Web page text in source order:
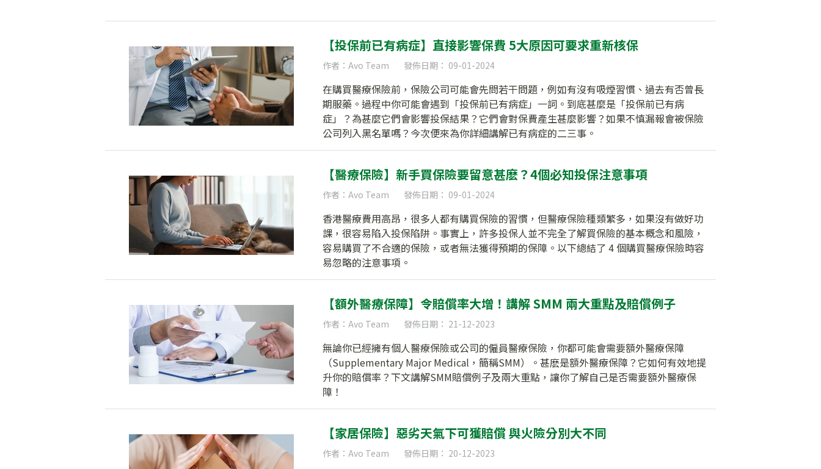
【投保前已有病症】直接影響保費 5大原因可要求重新核保
作者：Avo Team 發佈日期： 09-01-2024
在購買醫療保險前，保險公司可能會先問若干問題，例如有沒有吸煙習慣、過去有否曾長
期服藥。過程中你可能會遇到「投保前已有病症」一詞。到底甚麼是「投保前已有病
症」？為甚麼它們會影響投保結果？它們會對保費產生甚麼影響？如果不慎漏報會被保險
公司列入黑名單嗎？今次便來為你詳細講解已有病症的二三事。
【醫療保險】新手買保險要留意甚麽？4個必知投保注意事項
作者：Avo Team 發佈日期： 09-01-2024
香港醫療費用高昂，很多人都有購買保險的習慣，但醫療保險種類繁多，如果沒有做好功
課，很容易陷入投保陷阱。事實上，許多投保人並不完全了解買保險的基本概念和風險，
容易購買了不合適的保險，或者無法獲得預期的保障。以下總結了 4 個購買醫療保險時容
易忽略的注意事項。
【額外醫療保障】令賠償率大增！講解 SMM 兩大重點及賠償例子
作者：Avo Team 發佈日期： 21-12-2023
無論你已經擁有個人醫療保險或公司的僱員醫療保險，你都可能會需要額外醫療保障
（Supplementary Major Medical，簡稱SMM）。甚麽是額外醫療保障？它如何有效地提
升你的賠償率？下文講解SMM賠償例子及兩大重點，讓你了解自己是否需要額外醫療保
障！
【家居保險】惡劣天氣下可獲賠償 與火險分別大不同
作者：Avo Team 發佈日期： 20-12-2023